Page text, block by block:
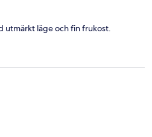
utmärkt läge och fin frukost.